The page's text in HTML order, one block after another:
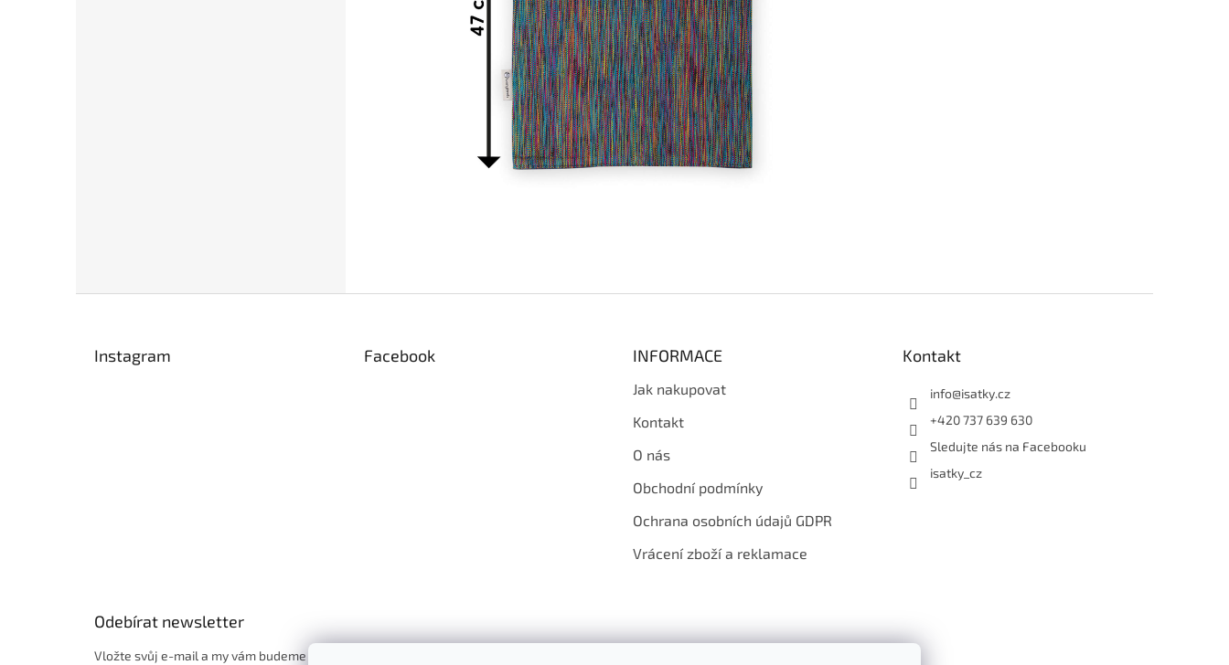
Instagram Facebook INFORMACE
Jak nakupovat
Kontakt
O nás
Obchodní podmínky
Ochrana osobních údajů GDPR
Vrácení zboží a reklamace
Kontakt
info@isatky.cz
+420 737 639 630
Sledujte nás na Facebooku
isatky_cz
Odebírat newsletter
Vložte svůj e-mail a my vám budeme